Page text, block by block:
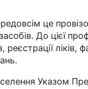
це
До цієї
ліків,
Указом